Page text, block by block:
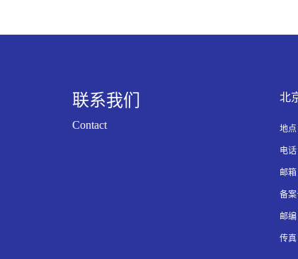
联系我们
Contact
北
地点
电话
邮箱
备案
邮编
传真